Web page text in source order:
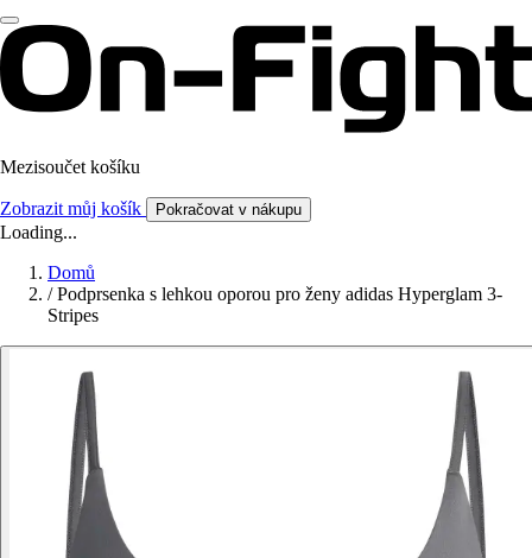
Mezisoučet košíku
Zobrazit můj košík Pokračovat v nákupu
Loading...
Domů
/ Podprsenka s lehkou oporou pro ženy adidas Hyperglam 3-
Stripes